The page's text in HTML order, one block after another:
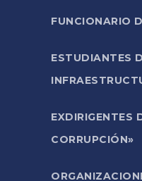
FUNCIONARIO
ESTUDIANTES
EXDIRIGENTES
CORRUPCIÓN»